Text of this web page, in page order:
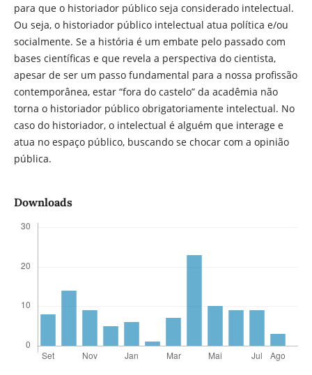
para que o historiador público seja considerado intelectual.
Ou seja, o historiador público intelectual atua política e/ou
socialmente. Se a história é um embate pelo passado com
bases científicas e que revela a perspectiva do cientista,
apesar de ser um passo fundamental para a nossa profissão
contemporânea, estar “fora do castelo” da acadêmia não
torna o historiador público obrigatoriamente intelectual. No
caso do historiador, o intelectual é alguém que interage e
atua no espaço público, buscando se chocar com a opinião
pública.
Downloads